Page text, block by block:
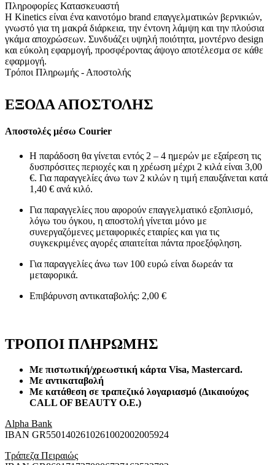
Πληροφορίες Κατασκευαστή
Η Kinetics είναι ένα καινοτόμο brand επαγγελματικών βερνικιών,
γνωστό για τη μακρά διάρκεια, την έντονη λάμψη και την πλούσια
γκάμα αποχρώσεων. Συνδυάζει υψηλή ποιότητα, μοντέρνο design
και εύκολη εφαρμογή, προσφέροντας άψογο αποτέλεσμα σε κάθε
εφαρμογή.
Τρόποι Πληρωμής - Αποστολής
ΕΞΟΔΑ ΑΠΟΣΤΟΛΗΣ
Αποστολές μέσω Courier
Η παράδοση θα γίνεται εντός 2 – 4 ημερών με εξαίρεση τις
δυσπρόσιτες περιοχές και η χρέωση μέχρι 2 κιλά είναι 3,00
€. Για παραγγελίες άνω των 2 κιλών η τιμή επαυξάνεται κατά
1,40 € ανά κιλό.
Για παραγγελίες που αφορούν επαγγελματικό εξοπλισμό,
λόγω του όγκου, η αποστολή γίνεται μόνο με
συνεργαζόμενες μεταφορικές εταιρίες και για τις
συγκεκριμένες αγορές απαιτείται πάντα προεξόφληση.
Για παραγγελίες άνω των 100 ευρώ είναι δωρεάν τα
μεταφορικά.
Επιβάρυνση αντικαταβολής: 2,00 €
ΤΡΟΠΟΙ ΠΛΗΡΩΜΗΣ
Με πιστωτική/χρεωστική κάρτα Visa, Mastercard.
Με αντικαταβολή
Με κατάθεση σε τραπεζικό λογαριασμό (Δικαιούχος
CALL OF BEAUTY O.E.)
Alpha Bank
ΙΒΑΝ GR5501402610261002002005924
Τράπεζα Πειραιώς